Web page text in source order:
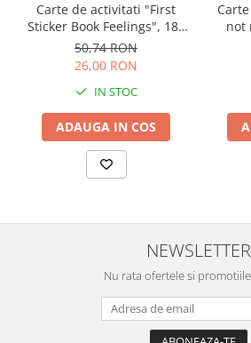
Carte de activitati "First
Sticker Book Feelings", 180
stickers, Usborne
50,74 RON
26,00 RON
IN STOC
ADAUGA IN COS
not
NEWSLETTER
Nu rata ofertele si